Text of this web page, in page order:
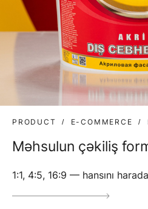
PRODUCT E-COMMERCE
Məhsulun çəkiliş
1:1, 4:5, 16:9 — hansını